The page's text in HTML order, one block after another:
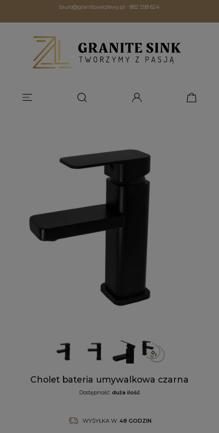
biuro@granitowezlewy.pl · 882 558 624
Cholet bateria umywalkowa czarna
Dostępność: duża ilość
WYSYŁKA W: 48 GODZIN